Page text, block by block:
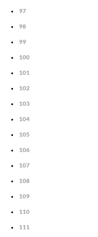
97
98
99
100
101
102
103
104
105
106
107
108
109
110
111